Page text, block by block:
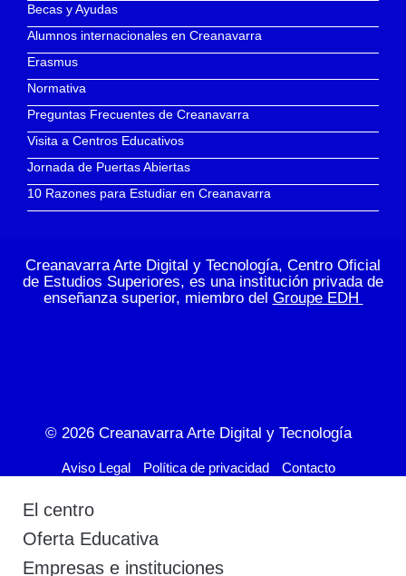
Becas y Ayudas
Alumnos internacionales en Creanavarra
Erasmus
Normativa
Preguntas Frecuentes de Creanavarra
Visita a Centros Educativos
Jornada de Puertas Abiertas
10 Razones para Estudiar en Creanavarra
Creanavarra Arte Digital y Tecnología, Centro Oficial
de Estudios Superiores, es una institución privada de
enseñanza superior, miembro del Groupe EDH
© 2026 Creanavarra Arte Digital y Tecnología
Aviso Legal Política de privacidad Contacto
El centro
Oferta Educativa
Empresas e instituciones